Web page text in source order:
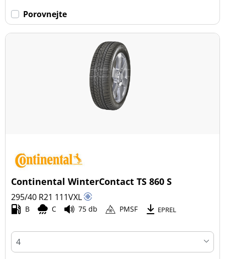
Porovnejte
Continental WinterContact TS 860 S
295/40 R21 111VXL
B C 75 db PMSF EPREL